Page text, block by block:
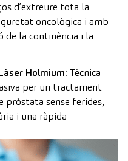
d’extreure tota la
oncològica i amb
de la continència i la
Holmium: Tècnica
per un tractament
pròstata sense ferides,
i una ràpida